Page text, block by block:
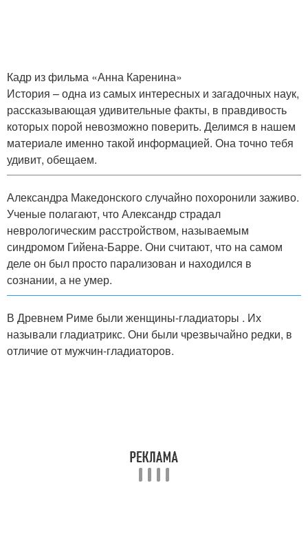
Кадр из фильма «Анна Каренина»
История – одна из самых интересных и загадочных наук,
рассказывающая удивительные факты, в правдивость
которых порой невозможно поверить. Делимся в нашем
материале именно такой информацией. Она точно тебя
удивит, обещаем.
Александра Македонского случайно похоронили заживо.
Ученые полагают, что Александр страдал
неврологическим расстройством, называемым
синдромом Гийена-Барре. Они считают, что на самом
деле он был просто парализован и находился в
сознании, а не умер.
В Древнем Риме были женщины-гладиаторы . Их
называли гладиатрикс. Они были чрезвычайно редки, в
отличие от мужчин-гладиаторов.